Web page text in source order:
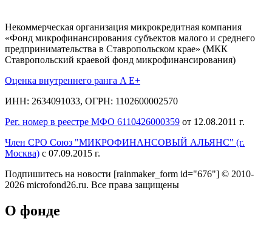
Некоммерческая организация микрокредитная компания
«Фонд микрофинансирования субъектов малого и среднего
предпринимательства в Ставропольском крае» (МКК
Ставропольский краевой фонд микрофинансирования)
Оценка внутреннего ранга A E+
ИНН: 2634091033, ОГРН: 1102600002570
Рег. номер в реестре МФО 6110426000359 от 12.08.2011 г.
Член СРО Союз "МИКРОФИНАНСОВЫЙ АЛЬЯНС" (г.
Москва) с 07.09.2015 г.
Подпишитесь на новости [rainmaker_form id="676"] © 2010-
2026 microfond26.ru. Все права защищены
О фонде